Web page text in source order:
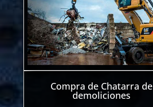
Compra de Chatarra de
demoliciones